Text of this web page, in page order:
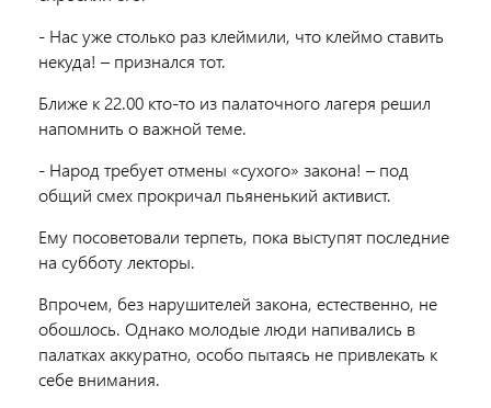
- Нас уже столько раз клеймили, что клеймо ставить
некуда! – признался тот.
Ближе к 22.00 кто-то из палаточного лагеря решил
напомнить о важной теме.
- Народ требует отмены «сухого» закона! – под
общий смех прокричал пьяненький активист.
Ему посоветовали терпеть, пока выступят последние
на субботу лекторы.
Впрочем, без нарушителей закона, естественно, не
обошлось. Однако молодые люди напивались в
палатках аккуратно, особо пытаясь не привлекать к
себе внимания.